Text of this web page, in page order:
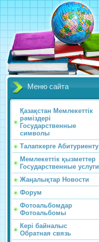
Меню сайта
Қазақстан Мемлекеттік
рәміздері
Государственные
символы
Талапкерге Абитуриенту
Мемлекеттік қызметтер
Государственные услуги
Жаңалықтар Новости
Форум
Фотоальбомдар
Фотоальбомы
Кері байналыс
Обратная связь